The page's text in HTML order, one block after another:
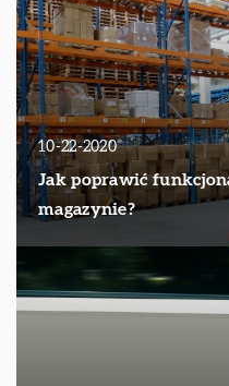
10-22-2020
Jak poprawić
magazynie?